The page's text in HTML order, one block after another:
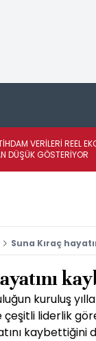
VERİLERİ REEL
DÜŞÜK GÖSTERİYOR
Suna Kıraç
kuruluş
çeşitli liderlik
kaybettiğini